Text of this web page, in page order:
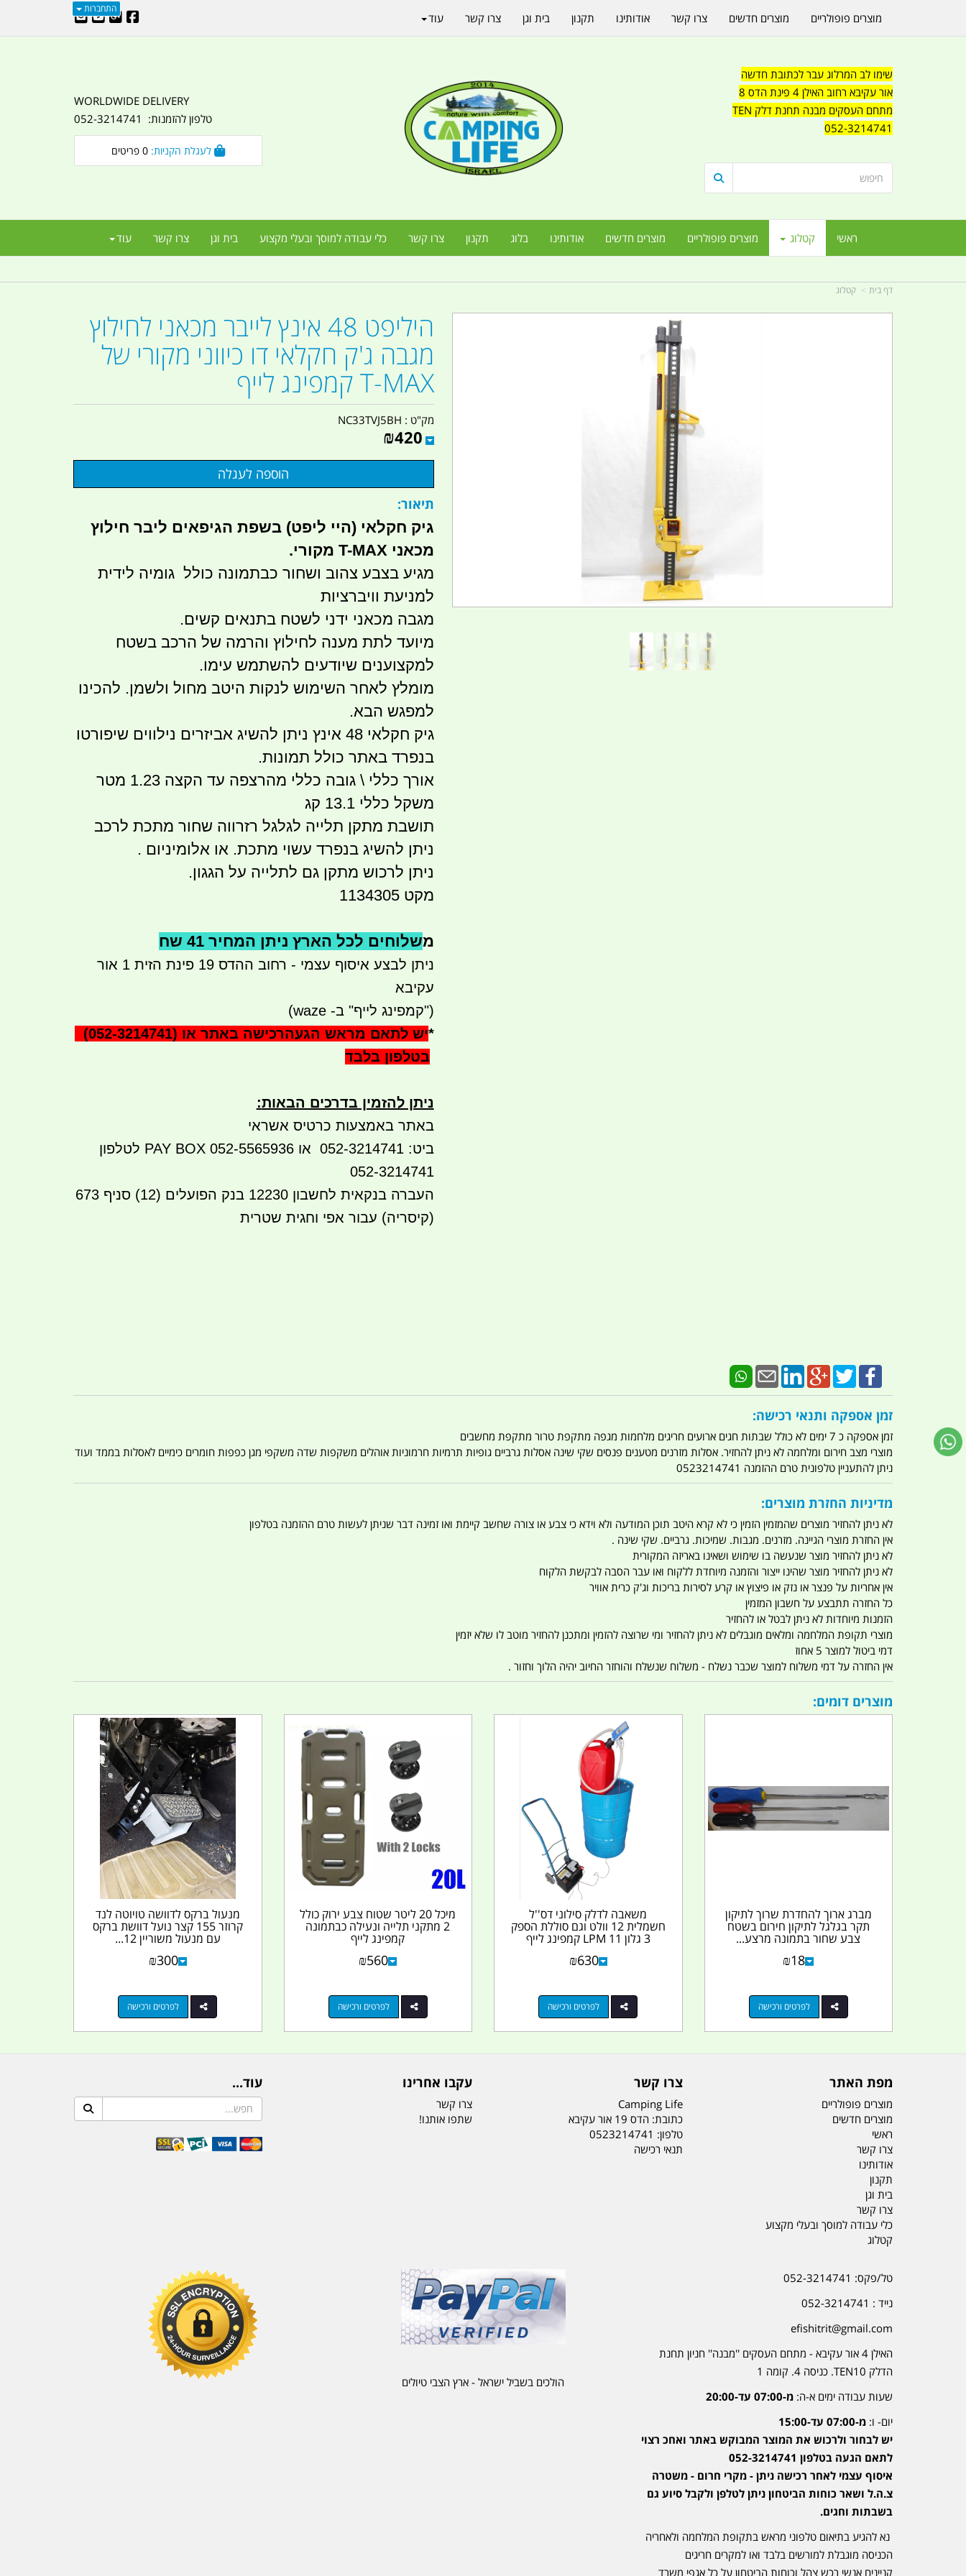
התחברות
שימו לב המרלוג עבר לכתובת חדשה
אור עקיבא רחוב האילן 4 פינת הדס 8
מתחם העסקים מבנה תחנת דלק TEN
052-3214741
WORLDWIDE DELIVERY
טלפון להזמנות: 052-3214741
0
ראשי קטלוג מוצרים פופולריים מוצרים חדשים אודותינו בלוג תקנון צרו קשר כלי עבודה למוסך ובעלי מקצוע בית וגן צרו קשר עוד
מוצרים פופולריים מוצרים חדשים צרו קשר אודותינו תקנון בית וגן צרו קשר עוד
דף בית קטלוג
היליפט 48 אינץ לייבר מכאני לחילוץ
מגבה ג'ק חקלאי דו כיווני מקורי של
T-MAX קמפינג לייף
מק"ט : NC33TVJ5BH
₪420
תיאור:
גיק חקלאי (היי ליפט) בשפת הגיפאים ליבר חילוץ
מכאני T-MAX מקורי.
מגיע בצבע צהוב ושחור כבתמונה כולל גומיה לידית
למניעת וויברציות
מגבה מכאני ידני לשטח בתנאים קשים.
מיועד לתת מענה לחילוץ והרמה של הרכב בשטח
למקצוענים שיודעים להשתמש עימו.
מומלץ לאחר השימוש לנקות היטב מחול ולשמן. להכינו
למפגש הבא.
גיק חקלאי 48 אינץ ניתן להשיג אביזרים נילווים שיפורטו
בנפרד באתר כולל תמונות.
אורך כללי \ גובה כללי מהרצפה עד הקצה 1.23 מטר
משקל כללי 13.1 קג
תושבת מתקן תלייה לגלגל רזרווה שחור מתכת לרכב
ניתן להשיג בנפרד עשוי מתכת. או אלומיניום .
ניתן לרכוש מתקן גם לתלייה על הגגון.
מקט 1134305
משלוחים לכל הארץ ניתן המחיר 41 שח
ניתן לבצע איסוף עצמי - רחוב ההדס 19 פינת הזית 1 אור
עקיבא
("קמפינג לייף" ב- waze)
*יש לתאם מראש הגעה
(052-3214741) רכישה באתר או
בטלפון בלבד
ניתן להזמין בדרכים הבאות:
באתר באמצעות כרטיס אשראי
ביט: 052-3214741 או 052-5565936 PAY BOX לטלפון
052-3214741
העברה בנקאית לחשבון 12230 בנק הפועלים (12) סניף 673
(קיסריה) עבור אפי וחגית שטרית
זמן אספקה ותנאי רכישה:
זמן אספקה כ 7 ימים לא כולל שבתות חגים ארועים חריגים מלחמות מגפה מתקפת טרור מתקפת מחשבים
מוצרי מצב חירום ומלחמה לא ניתן להחזיר. אסלות מזרנים מטענים פנסים שקי שינה אסלות גרביים גופיות תרמיות חרמוניות אוהלים משקפות שדה משקפי מגן כפפות חומרים כימיים לאסלות בממד ועוד
ניתן להתעניין טלפונית טרם ההזמנה 0523214741
מדיניות החזרת מוצרים:
לא ניתן להחזיר מוצרים שהמזמין הזמין כי לא קרא היטב תוכן המודעה ולא וידא כי צבע או צורה שחשב קיימת ואו זמינה דבר שניתן לעשות טרם ההזמנה בטלפון
אין החזרת מוצרי הגיינה. מזרנים. מגבות. שמיכות. גרביים. שקי שינה .
לא ניתן להחזיר מוצר שנעשה בו שימוש ושאינו באריזה המקורית
לא ניתן להחזיר מוצר שהינו ייצור והזמנה מיוחדת ללקוח ואו עבר הסבה לבקשת הלקוח
אין אחריות על פנצר או נזק או פיצוץ או קרע לסירות בריכות וג'ק כרית אוויר
כל החזרה תתבצע על חשבון המזמין
הזמנות מיוחדות לא ניתן לבטל או להחזיר
מוצרי תקופת המלחמה ומלאים מוגבלים לא ניתן להחזיר ומי שרוצה להזמין ומתכנן להחזיר מוטב לו שלא יזמין
דמי ביטול למוצר 5 אחוז
אין החזרה על דמי משלוח למוצר שכבר נשלח - משלוח שנשלח והוחזר החיוב יהיה הלוך וחזור .
מוצרים דומים:
מברג ארוך להחדרת שרוך לתיקון
תקר בגלגל לתיקון חירום בשטח
צבע שחור בתמונה מרצע...
₪18
לפרטים ורכישה
משאבה לדלק סילוני דס''ל
חשמלית 12 וולט וגם סוללת הספק
3 גלון 11 LPM קמפינג לייף
₪630
לפרטים ורכישה
מיכל 20 ליטר שטוח צבע ירוק כולל
2 מתקני תלייה ונעילה כבתמונה
קמפינג לייף
₪560
לפרטים ורכישה
מנעול ברקס לדוושה טויוטה לנד
קרוזר 155 קצר נועל דוושת ברקס
עם מנעול משוריין 12...
₪300
לפרטים ורכישה
מפת האתר
מוצרים פופולריים
מוצרים חדשים
ראשי
צרו קשר
אודותינו
תקנון
בית וגן
צרו קשר
כלי עבודה למוסך ובעלי מקצוע
קטלוג
צרו קשר
Camping Life
כתובת: הדס 19 אור עקיבא
טלפון: 0523214741
תנאי רכישה
עקבו אחרינו
צרו קשר
שתפו אותנו!
עוד...
טל/פקס: 052-3214741
נייד : 052-3214741
efishitrit@gmail.com
האילן 4 אור עקיבא - מתחם העסקים ''מבנה'' חניון תחנת
הדלק TEN10. כניסה 4. קומה 1
שעות עבודה ימים א-ה: מ-07:00 עד-20:00
יום- ו: מ-07:00 עד-15:00
יש לבחור ולרכוש את המוצר המבוקש באתר ואחכ רצוי
לתאם הגעה בטלפון 052-3214741
איסוף עצמי לאחר רכישה ניתן - מקרי חרום - משטרה
צ.ה.ל ושאר כוחות הביטחון ניתן לטלפן ולקבל סיוע גם
בשבתות וחגים.
נא להגיע בתיאום טלפוני מראש בתקופת המלחמה ולאחריה
הכניסה מוגבלת למורשים בלבד ואו למקרים חריגים
קניינים אנשי רכש צהל וכוחות הביטחון על כל אגפי משרד
הולכים בשביל ישראל - ארץ הצבי טיולים